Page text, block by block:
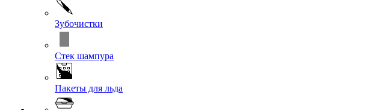
Зубочистки
Стек шампура
Пакеты для льда